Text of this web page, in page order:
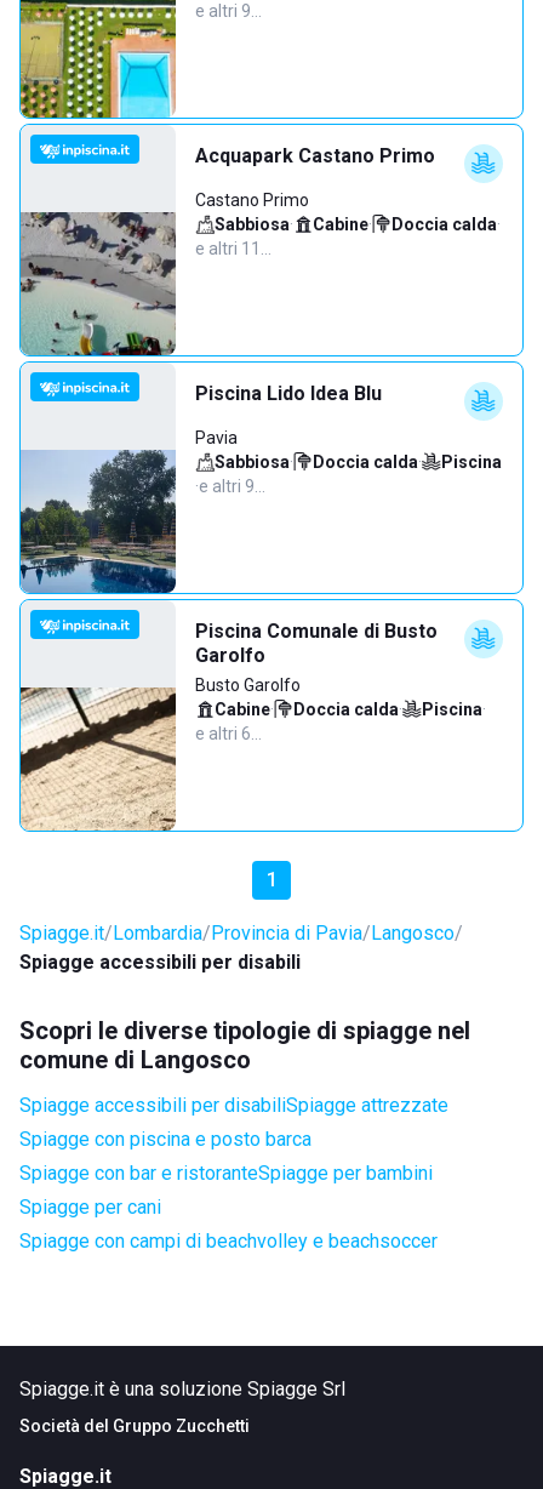
e altri 9…
Acquapark Castano Primo
Castano Primo
Sabbiosa· Cabine· Doccia calda·
e altri 11…
Piscina Lido Idea Blu
Pavia
Sabbiosa· Doccia calda·
Piscina
·e altri 9…
Piscina Comunale di Busto
Garolfo
Busto Garolfo
Cabine· Doccia calda· Piscina·
e altri 6…
1
Spiagge.it Lombardia Provincia di Pavia Langosco
Spiagge accessibili per disabili
Scopri le diverse tipologie di spiagge nel
comune di Langosco
Spiagge accessibili per disabiliSpiagge attrezzate
Spiagge con piscina e posto barca
Spiagge con bar e ristoranteSpiagge per bambini
Spiagge per cani
Spiagge con campi di beachvolley e beachsoccer
Spiagge.it è una soluzione Spiagge Srl
Società del Gruppo Zucchetti
Spiagge.it